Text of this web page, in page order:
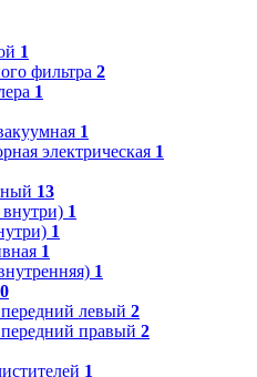
1
фильтра 2
1
1
электрическая 1
13
1
1
1
1
левый 2
правый 2
1